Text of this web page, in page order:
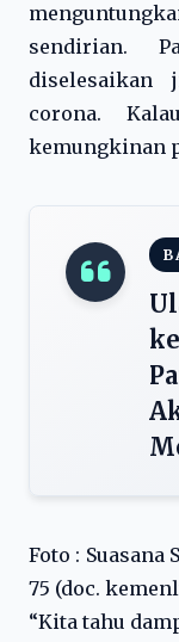
sendirian.
diselesaikan
corona.
kemungkinan
Foto : Suasana
75 (doc.
“Kita tahu